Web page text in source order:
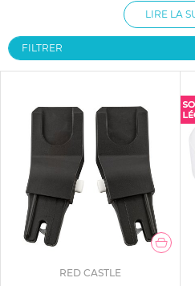
De son côté, la gamme textile propose
de
LIRE LA
FILTRER
RED CASTLE